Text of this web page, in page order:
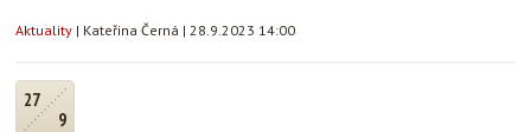
Aktuality | Kateřina Černá | 28.9.2023 14:00
27
9